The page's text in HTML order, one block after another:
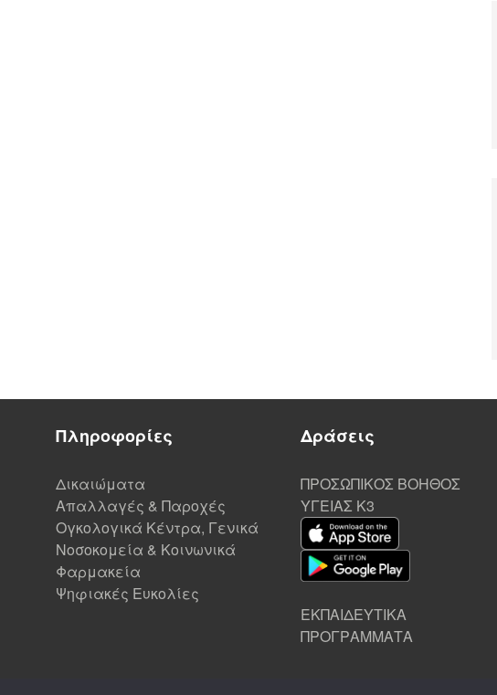
Πληροφορίες
Δικαιώματα
Απαλλαγές & Παροχές
Ογκολογικά Κέντρα, Γενικά
Νοσοκομεία & Κοινωνικά
Φαρμακεία
Ψηφιακές Ευκολίες
Δράσεις
ΠΡΟΣΩΠΙΚΟΣ ΒΟΗΘΟΣ
ΥΓΕΙΑΣ K3
ΕΚΠΑΙΔΕΥΤΙΚΑ
ΠΡΟΓΡΑΜΜΑΤΑ